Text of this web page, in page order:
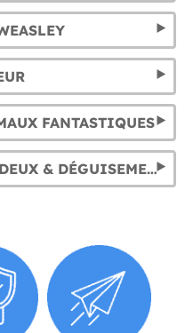
FANTASTIQUES
PRODUITS DÉRIVÉS & CADEUX & DÉGUISEMENTS DOBBY